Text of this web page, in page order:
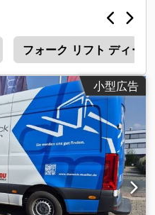
フォーク リフト ディー
小型広告